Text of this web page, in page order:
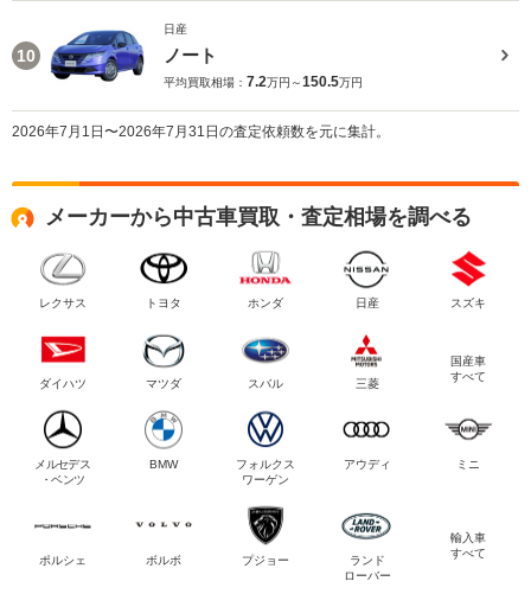
10
日産
ノート
平均買取相場： 7.2万円～150.5万円
2026年7月1日〜2026年7月31日の査定依頼数を元に集計。
メーカーから中古車買取・査定相場を調べる
レクサス トヨタ ホンダ 日産 スズキ
ダイハツ マツダ スバル 三菱
国産車
すべて
メルセデス
・ベンツ
BMW
フォルクス
ワーゲン
アウディ ミニ
ポルシェ ボルボ プジョー
ランド
ローバー
輸入車
すべて